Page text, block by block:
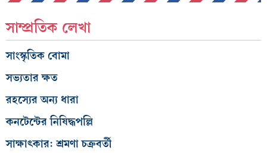
সাম্প্রতিক লেখা
সাংস্কৃতিক বোমা
সভ্যতার ক্ষত
রহস্যের অন্য ধারা
কনটেন্টের নিষিদ্ধপল্লি
সাক্ষাৎকার: শ্রমণা চক্রবর্তী